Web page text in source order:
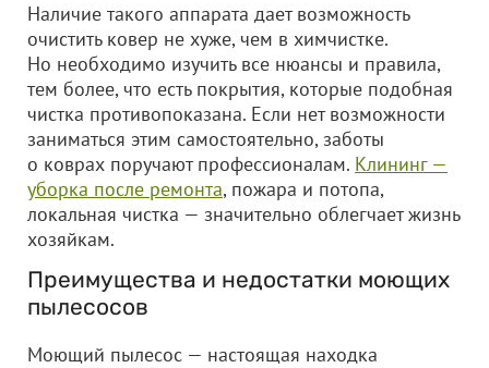
Наличие такого аппарата дает возможность
очистить ковер не хуже, чем в химчистке.
Но необходимо изучить все нюансы и правила,
тем более, что есть покрытия, которые подобная
чистка противопоказана. Если нет возможности
заниматься этим самостоятельно, заботы
о коврах поручают профессионалам. Клининг —
уборка после ремонта, пожара и потопа,
локальная чистка — значительно облегчает жизнь
хозяйкам.
Преимущества и недостатки моющих
пылесосов
Моющий пылесос — настоящая находка